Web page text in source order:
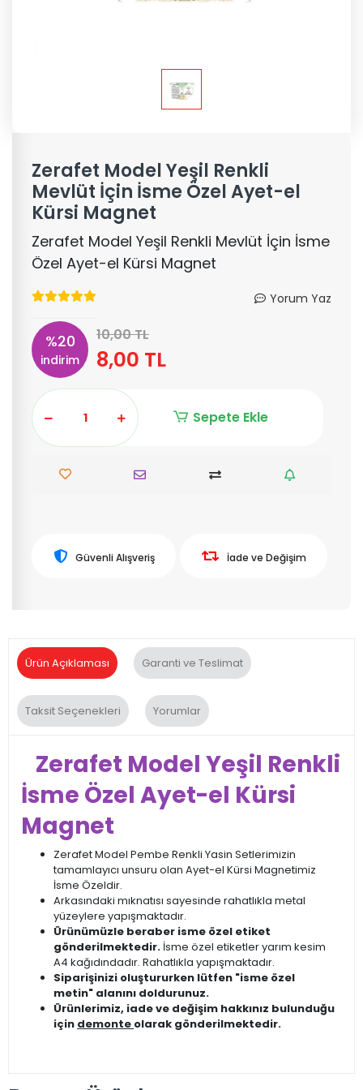
Zerafet Model Yeşil Renkli
Mevlüt İçin İsme Özel Ayet-el
Kürsi Magnet
Zerafet Model Yeşil Renkli Mevlüt İçin İsme
Özel Ayet-el Kürsi Magnet
Yorum Yaz
%20
indirim
10,00 TL
8,00 TL
Sepete Ekle
Güvenli Alışveriş İade ve Değişim
Ürün Açıklaması Garanti ve Teslimat
Taksit Seçenekleri Yorumlar
Zerafet Model Yeşil Renkli
İsme Özel Ayet-el Kürsi
Magnet
Zerafet Model Pembe Renkli Yasin Setlerimizin
tamamlayıcı unsuru olan Ayet-el Kürsi Magnetimiz
İsme Özeldir.
Arkasındaki mıknatısı sayesinde rahatlıkla metal
yüzeylere yapışmaktadır.
Ürünümüzle beraber isme özel etiket
gönderilmektedir. İsme özel etiketler yarım kesim
A4 kağıdındadır. Rahatlıkla yapışmaktadır.
Siparişinizi oluştururken lütfen "isme özel
metin" alanını doldurunuz.
Ürünlerimiz, iade ve değişim hakkınız bulunduğu
için demonte olarak gönderilmektedir.